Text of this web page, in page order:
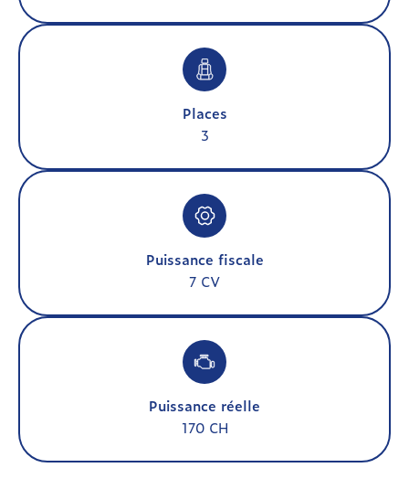
Places
3
Puissance fiscale
7 CV
Puissance réelle
170 CH